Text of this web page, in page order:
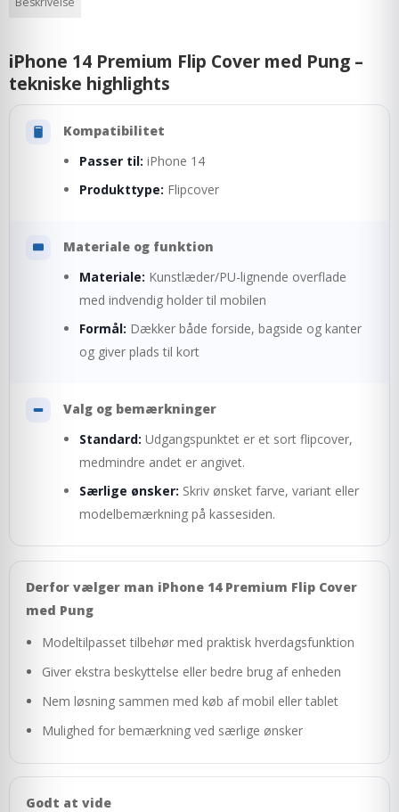
iPhone 14 Premium Flip Cover med Pung –
tekniske highlights
Kompatibilitet
Passer til: iPhone 14
Produkttype: Flipcover
Materiale og funktion
Materiale: Kunstlæder/PU-lignende overflade
med indvendig holder til mobilen
Formål: Dækker både forside, bagside og kanter
og giver plads til kort
Valg og bemærkninger
Standard: Udgangspunktet er et sort flipcover,
medmindre andet er angivet.
Særlige ønsker: Skriv ønsket farve, variant eller
modelbemærkning på kassesiden.
Derfor vælger man iPhone 14 Premium Flip Cover
med Pung
Modeltilpasset tilbehør med praktisk hverdagsfunktion
Giver ekstra beskyttelse eller bedre brug af enheden
Nem løsning sammen med køb af mobil eller tablet
Mulighed for bemærkning ved særlige ønsker
Godt at vide